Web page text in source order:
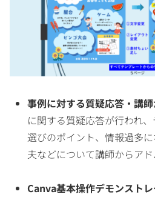
事例に対する質疑応答・講
に関する質疑応答が行われ
選びのポイント、情報過多
夫などについて講師からアド
Canva基本操作デモンスト